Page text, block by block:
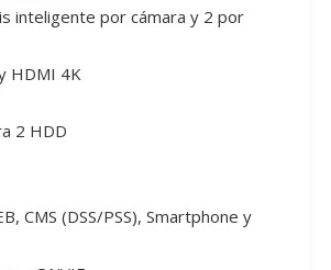
inteligente por cámara y 2 por
HDMI 4K
2 HDD
CMS (DSS/PSS), Smartphone y